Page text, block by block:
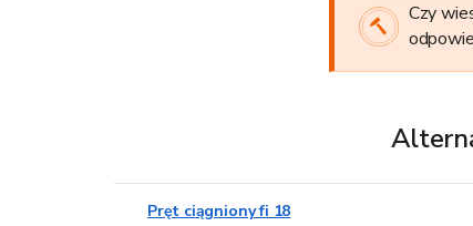
Czy
Pręt ciągniony fi 18